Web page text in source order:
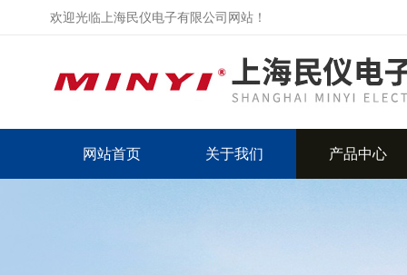
欢迎光临上海民仪电子有限公司网站！
网站首页 关于我们 产品中心